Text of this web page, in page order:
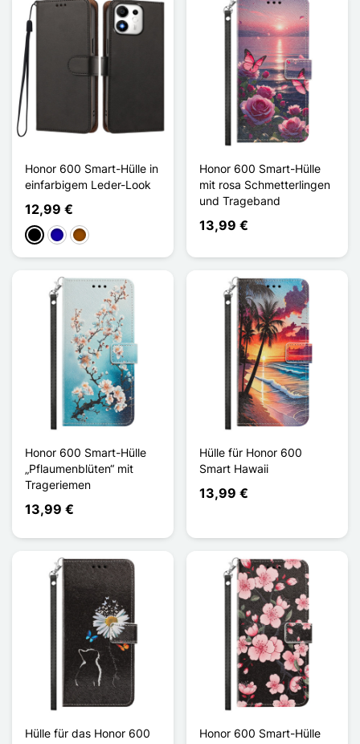
Honor 600 Smart-Hülle in
einfarbigem Leder-Look
12,99 €
SchwarzDunkelblau
Braun
Honor 600 Smart-Hülle
mit rosa Schmetterlingen
und Trageband
13,99 €
Honor 600 Smart-Hülle
„Pflaumenblüten“ mit
Trageriemen
13,99 €
Hülle für Honor 600
Smart Hawaii
13,99 €
Hülle für das Honor 600
Honor 600 Smart-Hülle